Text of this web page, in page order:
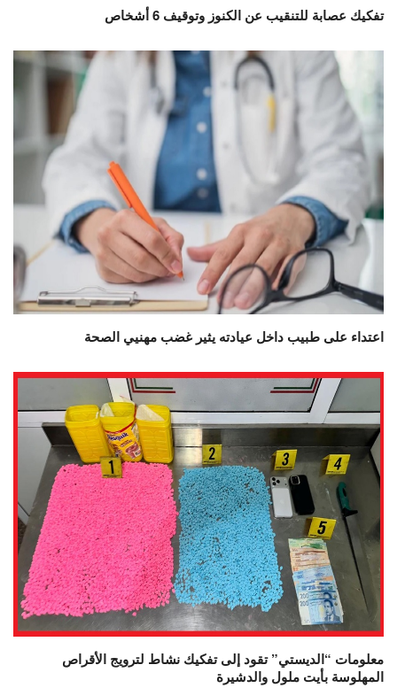
تفكيك عصابة للتنقيب عن الكنوز وتوقيف 6 أشخاص
اعتداء على طبيب داخل عيادته يثير غضب مهنيي الصحة
معلومات “الديستي” تقود إلى تفكيك نشاط لترويج الأقراص
المهلوسة بأيت ملول والدشيرة